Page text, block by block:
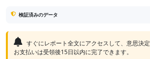
検証済みのデータ
すぐにレポート全文にアクセスして、意思決定
お支払いは受領後15日以内に完了できます。